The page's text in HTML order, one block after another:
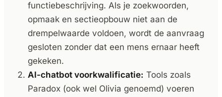
functiebeschrijving. Als je zoekwoorden,
opmaak en sectieopbouw niet aan de
drempelwaarde voldoen, wordt de aanvraag
gesloten zonder dat een mens ernaar heeft
gekeken.
AI-chatbot voorkwalificatie: Tools zoals
Paradox (ook wel Olivia genoemd) voeren